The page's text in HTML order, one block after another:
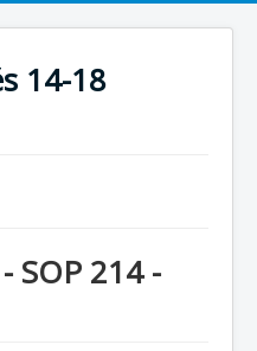
14-18
SOP 214 -